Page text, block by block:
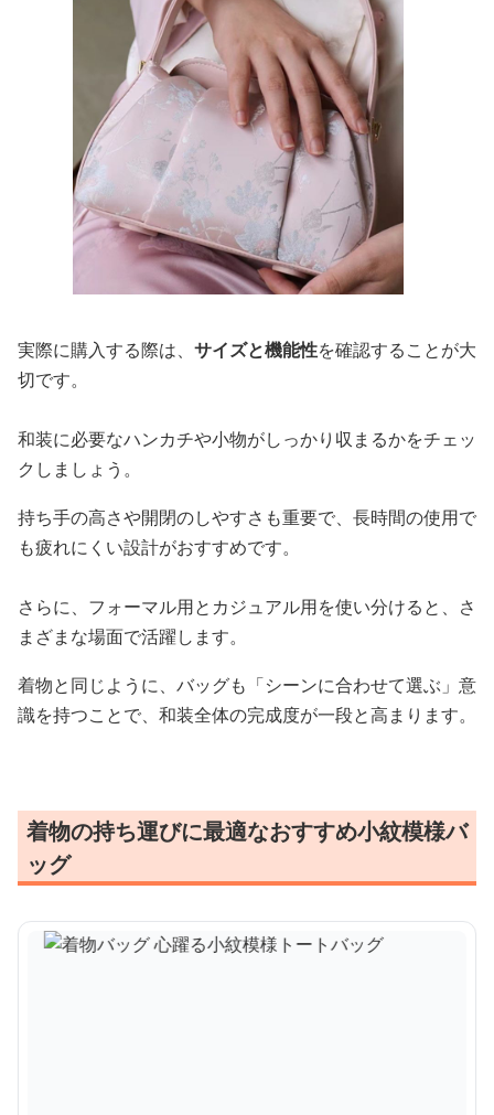
実際に購入する際は、 サイズと機能性を確認することが大
切です。
和装に必要なハンカチや小物がしっかり収まるかをチェッ
クしましょう。
持ち手の高さや開閉のしやすさも重要で、長時間の使用で
も疲れにくい設計がおすすめです。
さらに、フォーマル用とカジュアル用を使い分けると、さ
まざまな場面で活躍します。
着物と同じように、バッグも「シーンに合わせて選ぶ」意
識を持つことで、和装全体の完成度が一段と高まります。
着物の持ち運びに最適なおすすめ小紋模様バ
ッグ